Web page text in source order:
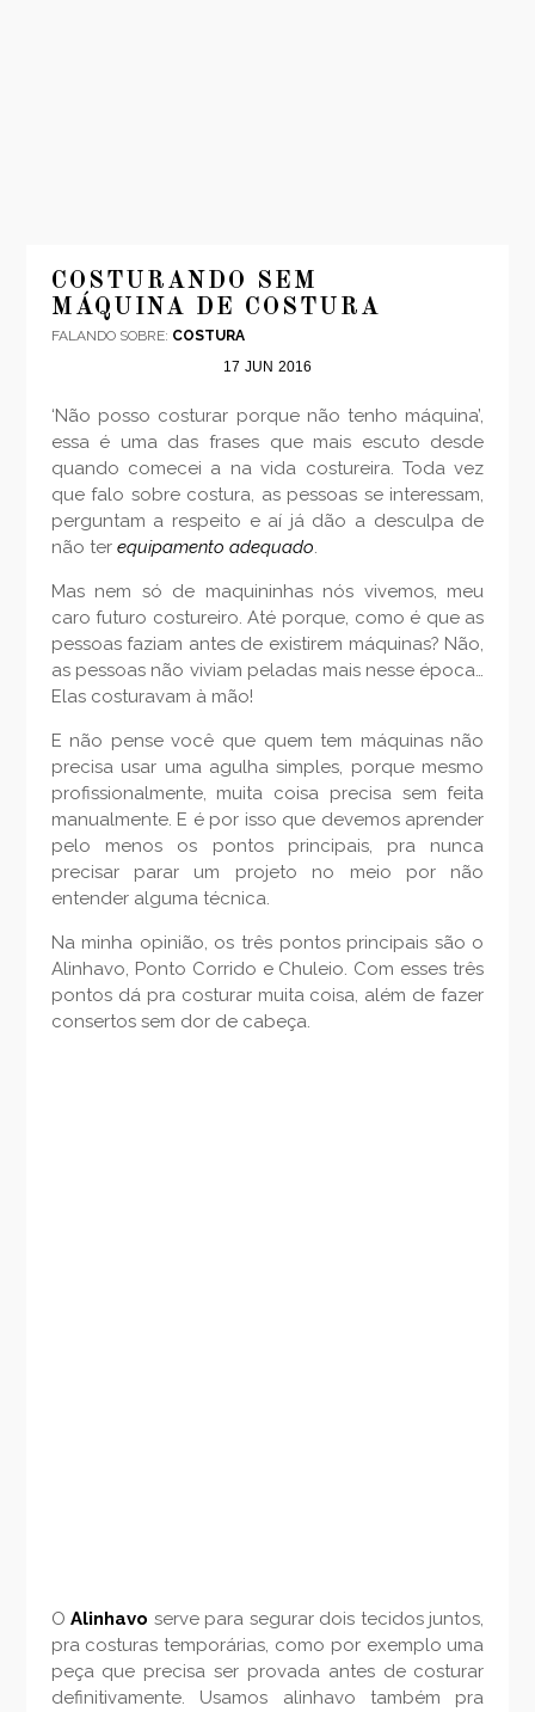
MODA
VIAGENS
SOBRE
CONTATO
COSTURANDO SEM
MÁQUINA DE COSTURA
FALANDO SOBRE: COSTURA
17 JUN 2016
‘Não posso costurar porque não tenho máquina’,
essa é uma das frases que mais escuto desde
quando comecei a na vida costureira. Toda vez
que falo sobre costura, as pessoas se interessam,
perguntam a respeito e aí já dão a desculpa de
não ter equipamento adequado.
Mas nem só de maquininhas nós vivemos, meu
caro futuro costureiro. Até porque, como é que as
pessoas faziam antes de existirem máquinas? Não,
as pessoas não viviam peladas mais nesse época…
Elas costuravam à mão!
E não pense você que quem tem máquinas não
precisa usar uma agulha simples, porque mesmo
profissionalmente, muita coisa precisa sem feita
manualmente. E é por isso que devemos aprender
pelo menos os pontos principais, pra nunca
precisar parar um projeto no meio por não
entender alguma técnica.
Na minha opinião, os três pontos principais são o
Alinhavo, Ponto Corrido e Chuleio. Com esses três
pontos dá pra costurar muita coisa, além de fazer
consertos sem dor de cabeça.
OAlinhavo serve para segurar dois tecidos juntos,
pra costuras temporárias, como por exemplo uma
peça que precisa ser provada antes de costurar
definitivamente. Usamos alinhavo também pra